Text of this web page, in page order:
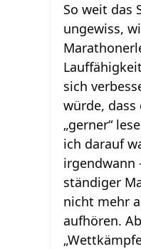
So weit das
ungewiss,
sich
würde,
„gerner“
ich darauf
irgendwann
ständiger
nicht mehr
aufhören.